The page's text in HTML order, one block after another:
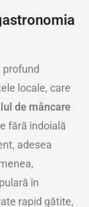
profund
locale, care
de mâncare
fără îndoială
adesea
în
rapid gătite,